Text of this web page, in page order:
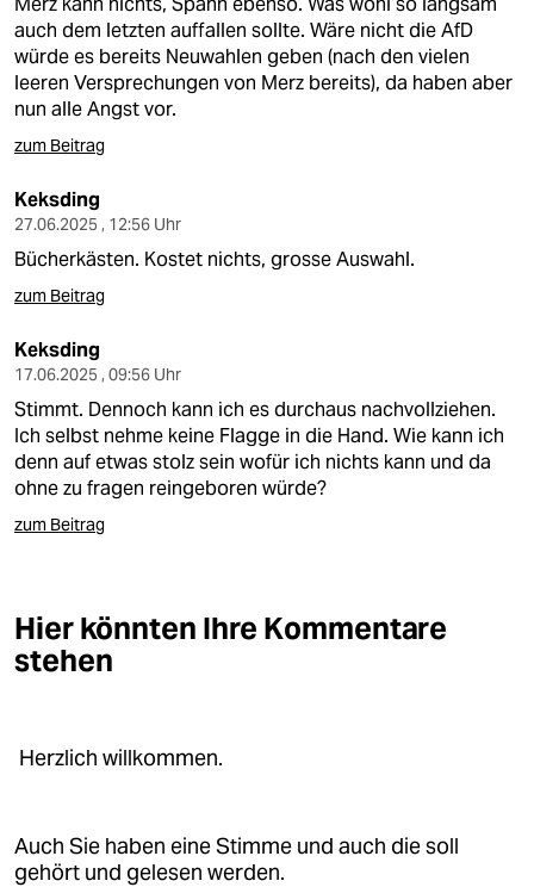
auch dem letzten auffallen sollte. Wäre nicht die AfD
würde es bereits Neuwahlen geben (nach den vielen
leeren Versprechungen von Merz bereits), da haben aber
nun alle Angst vor.
zum Beitrag
Keksding
27.06.2025 , 12:56 Uhr
Bücherkästen. Kostet nichts, grosse Auswahl.
zum Beitrag
Keksding
17.06.2025 , 09:56 Uhr
Stimmt. Dennoch kann ich es durchaus nachvollziehen.
Ich selbst nehme keine Flagge in die Hand. Wie kann ich
denn auf etwas stolz sein wofür ich nichts kann und da
ohne zu fragen reingeboren würde?
zum Beitrag
Hier könnten Ihre Kommentare
stehen
Herzlich willkommen.
Auch Sie haben eine Stimme und auch die soll
gehört und gelesen werden.